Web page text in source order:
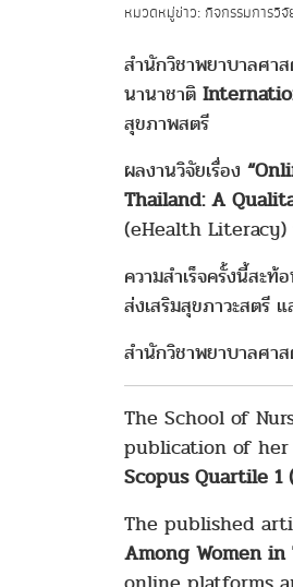
หมวดหมู่ข่าว: กิจกรรมการวิ
สำนักวิชาพยาบาลศา
นานาชาติ
สุขภาพสตรี
ผลงานวิจัยเรื่อง
Thailand: A
(eHealth Literacy)
ความสำเร็จครั้งนี้สะ
ส่งเสริมสุขภาวะสตรี
สำนักวิชาพยาบาลศา
The School of
publication of
Scopus Quartile 1
The published
Among Women